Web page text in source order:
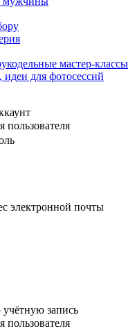
мастер-классы
для фотосессий
пользователя
электронной почты
запись
пользователя